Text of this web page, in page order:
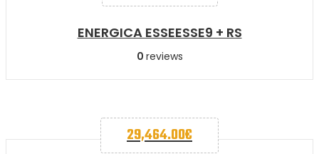
ENERGICA ESSEESSE9 + RS
0 reviews
29,464.00€